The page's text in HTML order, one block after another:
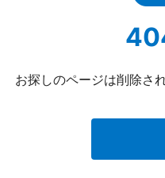
お探しのページは削除さ